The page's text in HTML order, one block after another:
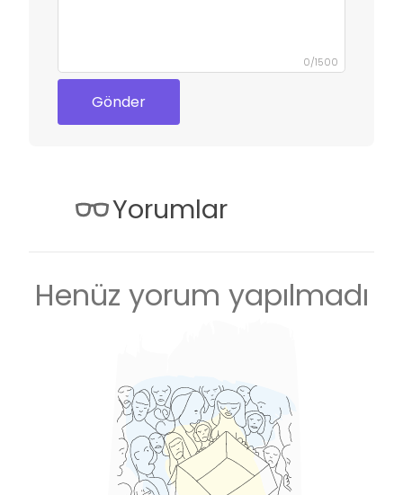
0/1500
Gönder
Yorumlar
Henüz yorum yapılmadı